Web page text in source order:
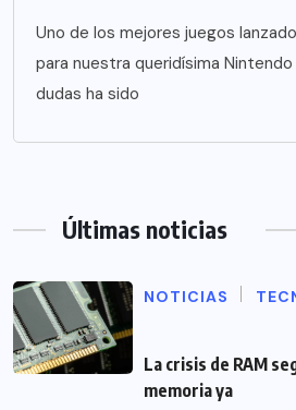
Uno de los mejores juegos
para nuestra queridísima Nintendo
dudas ha sido
Últimas noticias
NOTICIAS
La crisis de RAM
memoria ya